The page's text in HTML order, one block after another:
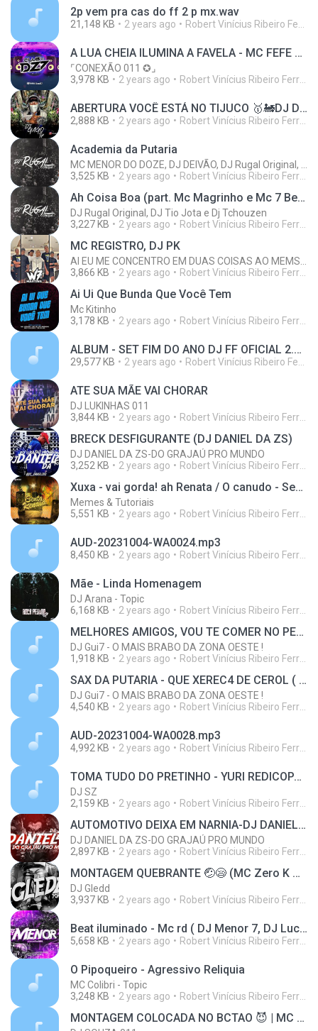
2p vem pra cas do ff 2 p mx.wav
21,148 KB 2 years ago Robert Vinícius Ribeiro Ferreira
A LUA CHEIA ILUMINA A FAVELA - MC FEFE ORIGINAL ( CONEXÃO 011 ) DJ NOG. DJ GH7 & DJ LOBÃO ZL
⌜CONEXÃO 011 ✪⌟
3,978 KB
2 years ago Robert Vinícius Ribeiro Ferreira
ABERTURA VOCÊ ESTÁ NO TIJUCO 🥇🚂DJ DRACK&DJ GAGO ZN
2,888 KB 2 years ago Robert Vinícius Ribeiro Ferreira
Academia da Putaria
3,525 KB
2 years ago Robert Vinícius Ribeiro Ferreira
Ah Coisa Boa (part. Mc Magrinho e Mc 7 Belo)
DJ Rugal Original, DJ Tio Jota e Dj Tchouzen
3,227 KB
2 years ago Robert Vinícius Ribeiro Ferreira
MC REGISTRO, DJ PK
3,866 KB
2 years ago Robert Vinícius Ribeiro Ferreira
Ai Ui Que Bunda Que Você Tem
Mc Kitinho
3,178 KB
2 years ago Robert Vinícius Ribeiro Ferreira
ALBUM - SET FIM DO ANO DJ FF OFICIAL 2.wav
29,577 KB 2 years ago Robert Vinícius Ribeiro Ferreira
ATE SUA MÃE VAI CHORAR
DJ LUKINHAS 011
3,844 KB
2 years ago Robert Vinícius Ribeiro Ferreira
BRECK DESFIGURANTE (DJ DANIEL DA ZS)
DJ DANIEL DA ZS-DO GRAJAÚ PRO MUNDO
3,252 KB
2 years ago Robert Vinícius Ribeiro Ferreira
Xuxa - vai gorda! ah Renata / O canudo - Senta lá Cláudia
Memes & Tutoriais
5,551 KB
2 years ago Robert Vinícius Ribeiro Ferreira
AUD-20231004-WA0024.mp3
8,450 KB 2 years ago Robert Vinícius Ribeiro Ferreira
Mãe - Linda Homenagem
DJ Arana - Topic
6,168 KB
2 years ago Robert Vinícius Ribeiro Ferreira
MELHORES AMIGOS, VOU TE COMER NO PELO - DJ Gui7 ( MCs Yuri Redicopa, Menor MT )
DJ Gui7 - O MAIS BRABO DA ZONA OESTE !
1,918 KB
2 years ago Robert Vinícius Ribeiro Ferreira
SAX DA PUTARIA - QUE XEREC4 DE CEROL ( DJ Gui7 )
DJ Gui7 - O MAIS BRABO DA ZONA OESTE !
4,540 KB
2 years ago Robert Vinícius Ribeiro Ferreira
AUD-20231004-WA0028.mp3
4,992 KB 2 years ago Robert Vinícius Ribeiro Ferreira
TOMA TUDO DO PRETINHO - YURI REDICOPA, MC ARCANJO & SILVA MC (DJ SZ)
DJ SZ
2,159 KB
2 years ago Robert Vinícius Ribeiro Ferreira
AUTOMOTIVO DEIXA EM NARNIA-DJ DANIEL DA ZS 😵‍💫
DJ DANIEL DA ZS-DO GRAJAÚ PRO MUNDO
2,897 KB
2 years ago Robert Vinícius Ribeiro Ferreira
MONTAGEM QUEBRANTE 🤕😪 (MC Zero K DJ Gledd)
DJ Gledd
3,937 KB
2 years ago Robert Vinícius Ribeiro Ferreira
Beat iluminado - Mc rd ( DJ Menor 7, DJ Lucas Lopes zo e DJ João ds )
5,658 KB 2 years ago Robert Vinícius Ribeiro Ferreira
O Pipoqueiro - Agressivo Reliquia
MC Colibri - Topic
3,248 KB
2 years ago Robert Vinícius Ribeiro Ferreira
MONTAGEM COLOCADA NO BCTAO 😈 | MC 7 BELO & DJ SOUZA 011 |